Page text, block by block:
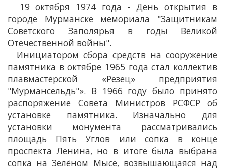
19 октября 1974 года - День открытия в
городе Мурманске мемориала "Защитникам
Советского Заполярья в годы Великой
Отечественной войны".
Инициатором сбора средств на сооружение
памятника в октябре 1965 года стал коллектив
плавмастерской «Резец» предприятия
"Мурмансельдь"». В 1966 году было принято
распоряжение Совета Министров РСФСР об
установке памятника. Изначально для
установки монумента рассматривались
площадь Пять Углов или сопка в конце
проспекта Ленина, но в итоге была выбрана
сопка на Зелёном Мысе, возвышающаяся над